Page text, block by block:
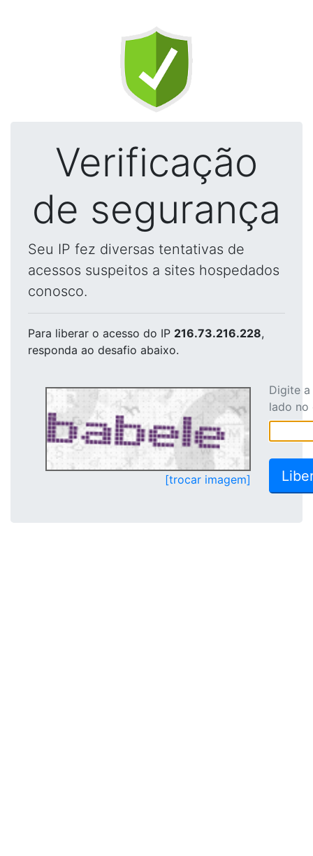
Verificação
de segurança
Seu IP fez diversas tentativas de
acessos suspeitos a sites hospedados
conosco.
Para liberar o acesso do IP 216.73.216.228,
responda ao desafio abaixo.
[trocar imagem]
Digite
lado no